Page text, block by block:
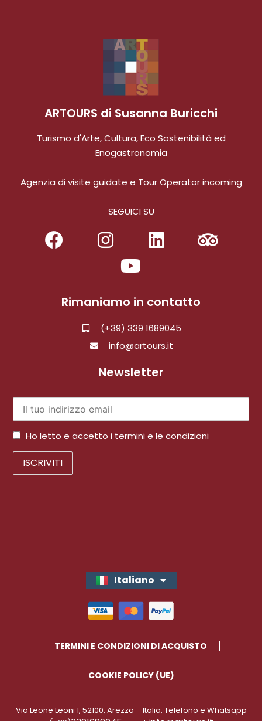
ARTOURS di Susanna Buricchi
Turismo d'Arte, Cultura, Eco Sostenibilità ed
Enogastronomia
Agenzia di visite guidate e Tour Operator incoming
SEGUICI SU
Rimaniamo in contatto
(+39) 339 1689045
info@artours.it
Newsletter
Ho letto e accetto i termini e le condizioni
Italiano
English
TERMINI E CONDIZIONI DI ACQUISTO
COOKIE POLICY (UE)
Via Leone Leoni 1, 52100, Arezzo – Italia, Telefono e Whatsapp